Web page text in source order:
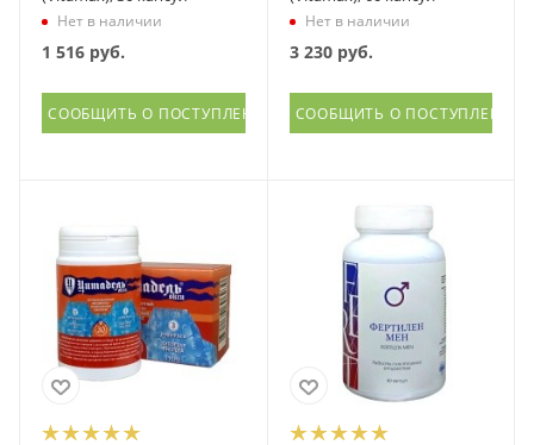
Нет в наличии
1 516 руб.
СООБЩИТЬ О ПОСТУПЛЕНИИ
Нет в наличии
3 230руб.
СООБЩИТЬ О ПОСТУПЛЕНИИ